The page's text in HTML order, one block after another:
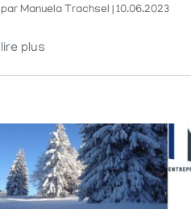
par Manuela Trachsel 10.06.2023
lire plus